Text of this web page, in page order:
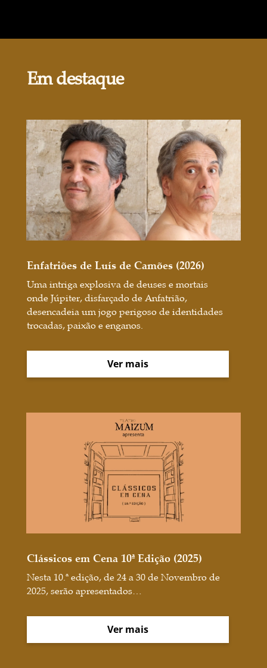
Em destaque
Enfatriões de Luís de Camões (2026)
Uma intriga explosiva de deuses e mortais
onde Júpiter, disfarçado de Anfatrião,
desencadeia um jogo perigoso de identidades
trocadas, paixão e enganos.
Ver mais
Clássicos em Cena 10ª Edição (2025)
Nesta 10.ª edição, de 24 a 30 de Novembro de
2025, serão apresentados…
Ver mais